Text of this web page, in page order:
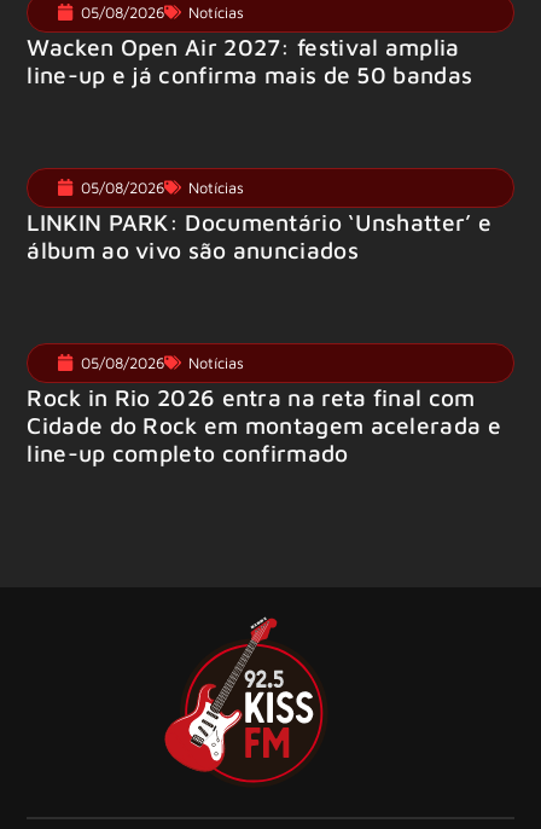
05/08/2026 Notícias
Wacken Open Air 2027: festival amplia
line-up e já confirma mais de 50 bandas
05/08/2026 Notícias
LINKIN PARK: Documentário ‘Unshatter’ e
álbum ao vivo são anunciados
05/08/2026 Notícias
Rock in Rio 2026 entra na reta final com
Cidade do Rock em montagem acelerada e
line-up completo confirmado